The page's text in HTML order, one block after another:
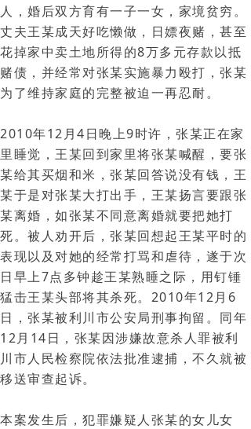
人，婚后双方育有一子一女，家境贫穷。
丈夫王某成天好吃懒做，日嫖夜赌，甚至
花掉家中卖土地所得的8万多元存款以抵
赌债，并经常对张某实施暴力殴打，张某
为了维持家庭的完整被迫一再忍耐。
2010年12月4日晚上9时许，张某正在家
里睡觉，王某回到家里将张某喊醒，要张
某给其买烟和米，张某回答说没有钱，王
某于是对张某大打出手，王某扬言要跟张
某离婚，如张某不同意离婚就要把她打
死。被人劝开后，张某回想起王某平时的
表现以及对她的经常打骂和虐待，遂于次
日早上7点多钟趁王某熟睡之际，用钉锤
猛击王某头部将其杀死。2010年12月6
日，张某被利川市公安局刑事拘留。同年
12月14日，张某因涉嫌故意杀人罪被利
川市人民检察院依法批准逮捕，不久就被
移送审查起诉。
本案发生后，犯罪嫌疑人张某的女儿女